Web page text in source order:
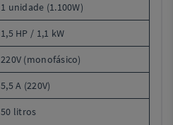
1 unidade (1.100W)
1,5 HP / 1,1 kW
220V (monofásico)
5,5 A (220V)
50 litros